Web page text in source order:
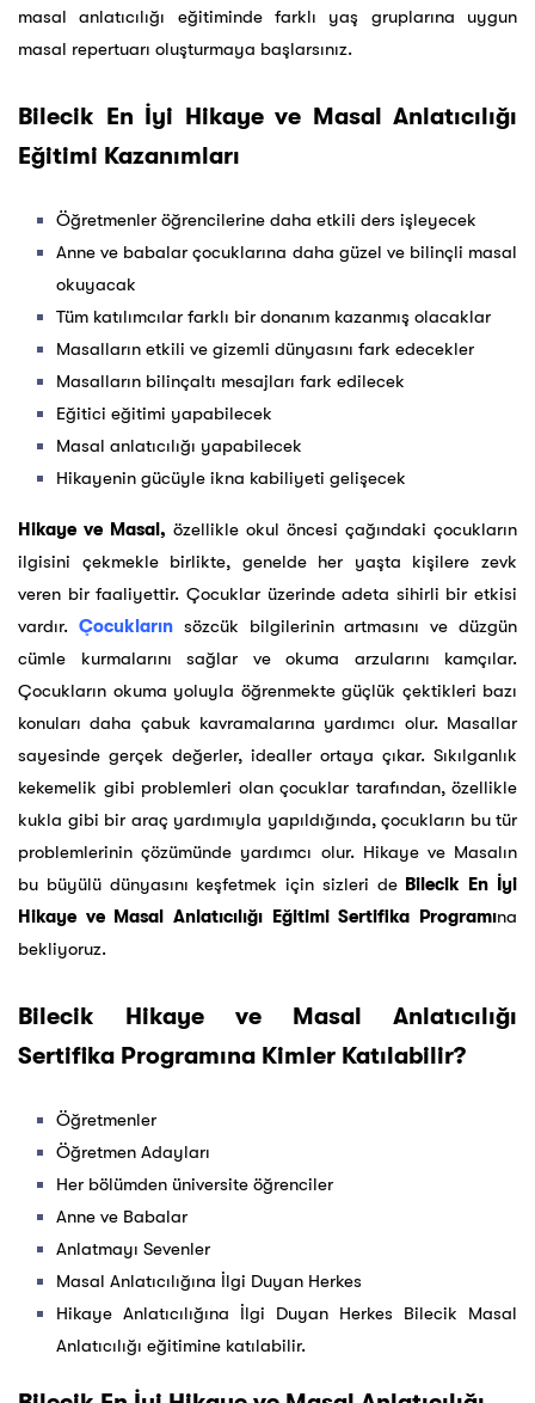
masal anlatıcılığı eğitiminde farklı yaş gruplarına uygun
masal repertuarı oluşturmaya başlarsınız.
Bilecik En İyi Hikaye ve Masal Anlatıcılığı
Eğitimi Kazanımları
Öğretmenler öğrencilerine daha etkili ders işleyecek
Anne ve babalar çocuklarına daha güzel ve bilinçli masal
okuyacak
Tüm katılımcılar farklı bir donanım kazanmış olacaklar
Masalların etkili ve gizemli dünyasını fark edecekler
Masalların bilinçaltı mesajları fark edilecek
Eğitici eğitimi yapabilecek
Masal anlatıcılığı yapabilecek
Hikayenin gücüyle ikna kabiliyeti gelişecek
Hikaye ve Masal, özellikle okul öncesi çağındaki çocukların
ilgisini çekmekle birlikte, genelde her yaşta kişilere zevk
veren bir faaliyettir. Çocuklar üzerinde adeta sihirli bir etkisi
vardır. Çocukların sözcük bilgilerinin artmasını ve düzgün
cümle kurmalarını sağlar ve okuma arzularını kamçılar.
Çocukların okuma yoluyla öğrenmekte güçlük çektikleri bazı
konuları daha çabuk kavramalarına yardımcı olur. Masallar
sayesinde gerçek değerler, idealler ortaya çıkar. Sıkılganlık
kekemelik gibi problemleri olan çocuklar tarafından, özellikle
kukla gibi bir araç yardımıyla yapıldığında, çocukların bu tür
problemlerinin çözümünde yardımcı olur. Hikaye ve Masalın
bu büyülü dünyasını keşfetmek için sizleri de Bilecik En İyi
Hikaye ve Masal Anlatıcılığı Eğitimi Sertifika Programına
bekliyoruz.
Bilecik Hikaye ve Masal Anlatıcılığı
Sertifika Programına Kimler Katılabilir?
Öğretmenler
Öğretmen Adayları
Her bölümden üniversite öğrenciler
Anne ve Babalar
Anlatmayı Sevenler
Masal Anlatıcılığına İlgi Duyan Herkes
Hikaye Anlatıcılığına İlgi Duyan Herkes Bilecik Masal
Anlatıcılığı eğitimine katılabilir.